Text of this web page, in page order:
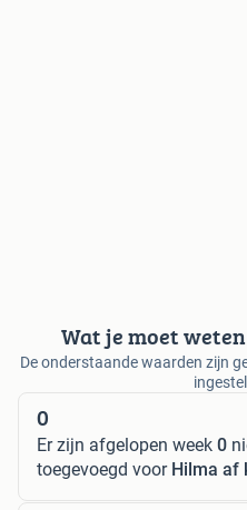
Wat je moet
De onderstaande waarden zijn
0
Er zijn afgelopen week 0
toegevoegd voor Hilma af